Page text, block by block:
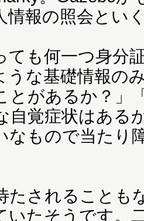
情報の照会とい
も何一つ身分
うな基礎情報の
とがあるか？」
自覚症状はある
なもので当たり
されることも
いたそうです。